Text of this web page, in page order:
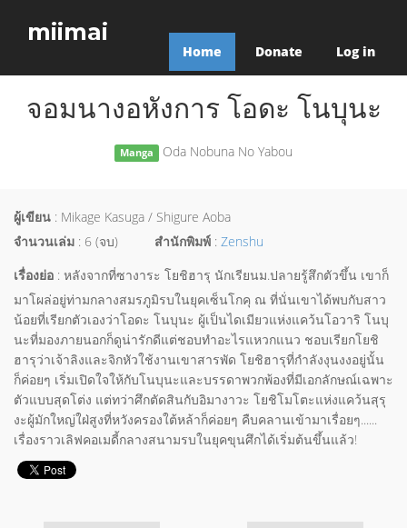
miimai
Home Donate Log in
จอมนางอหังการ โอดะ โนบุนะ
Manga Oda Nobuna No Yabou
ผู้เขียน : Mikage Kasuga / Shigure Aoba
จำนวนเล่ม : 6 (จบ) สำนักพิมพ์ : Zenshu
เรื่องย่อ : หลังจากที่ซางาระ โยชิฮารุ นักเรียนม.ปลายรู้สึกตัวขึ้น เขาก็
มาโผล่อยู่ท่ามกลางสมรภูมิรบในยุคเซ็นโกคุ ณ ที่นั่นเขาได้พบกับสาว
น้อยที่เรียกตัวเองว่าโอดะ โนบุนะ ผู้เป็นไดเมียวแห่งแคว้นโอวาริ โนบุ
นะที่มองภายนอกก็ดูน่ารักดีแต่ชอบทำอะไรแหวกแนว ชอบเรียกโยชิ
ฮารุว่าเจ้าลิงและจิกหัวใช้งานเขาสารพัด โยชิฮารุที่กำลังงุนงงอยู่นั้น
ก็ค่อยๆ เริ่มเปิดใจให้กับโนบุนะและบรรดาพวกพ้องที่มีเอกลักษณ์เฉพาะ
ตัวแบบสุดโต่ง แต่ทว่าศึกตัดสินกับอิมางาวะ โยชิโมโตะแห่งแคว้นสุรุ
งะผู้มักใหญ่ใฝ่สูงที่หวังครองใต้หล้าก็ค่อยๆ คืบคลานเข้ามาเรื่อยๆ......
เรื่องราวเลิฟคอเมดี้กลางสนามรบในยุคขุนศึกได้เริ่มต้นขึ้นแล้ว!